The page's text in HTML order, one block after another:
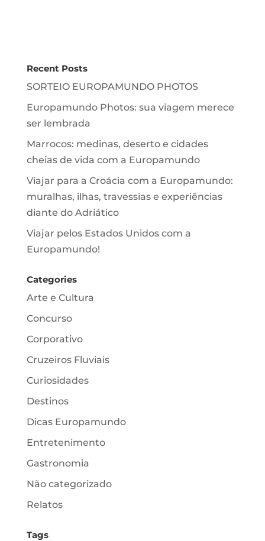
Recent Posts
SORTEIO EUROPAMUNDO PHOTOS
Europamundo Photos: sua viagem merece
ser lembrada
Marrocos: medinas, deserto e cidades
cheias de vida com a Europamundo
Viajar para a Croácia com a Europamundo:
muralhas, ilhas, travessias e experiências
diante do Adriático
Viajar pelos Estados Unidos com a
Europamundo!
Categories
Arte e Cultura
Concurso
Corporativo
Cruzeiros Fluviais
Curiosidades
Destinos
Dicas Europamundo
Entretenimento
Gastronomia
Não categorizado
Relatos
Tags